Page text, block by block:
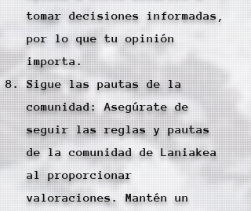
tomar decisiones informadas,
por lo que tu opinión
importa.
Sigue las pautas de la
comunidad: Asegúrate de
seguir las reglas y pautas
de la comunidad de Laniakea
al proporcionar
valoraciones. Mantén un